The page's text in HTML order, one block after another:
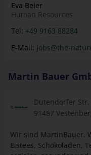
Vestenbergsgreuth
Berufsschule findet
statt. Zudem gibt es
Eva Beier
Human Resources
Tel: +49 9163 88284
E-Mail: jobs@the-
Martin Bauer
Dutendorfer Str.
91487
Wir sind MartinBauer.
Eistees, Schokoladen,